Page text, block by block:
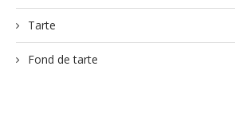
Tarte
Fond de tarte